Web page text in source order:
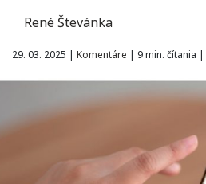
René Števánka
29. 03. 2025 | Komentáre | 9 min. čítania |